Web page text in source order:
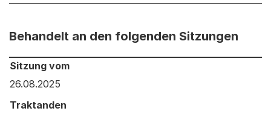
Behandelt an den folgenden Sitzungen
Behandelt an den folgenden Sitzungen: Informationen
Sitzung vom
26.08.2025
Traktanden